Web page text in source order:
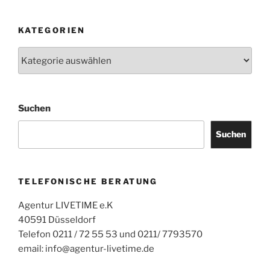
KATEGORIEN
Suchen
Suchen
TELEFONISCHE BERATUNG
Agentur LIVETIME e.K
40591 Düsseldorf
Telefon 0211 / 72 55 53 und 0211/ 7793570
email: info@agentur-livetime.de